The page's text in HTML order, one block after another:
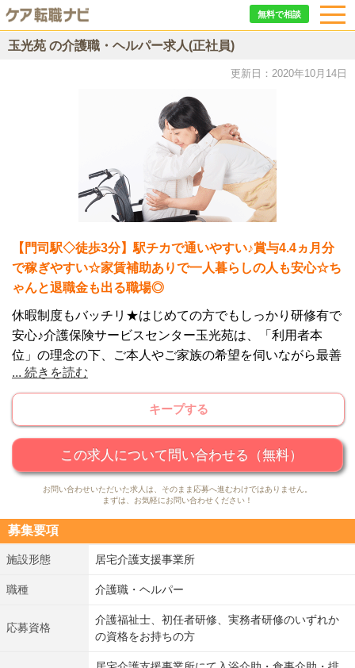
無料で相談
玉光苑 の介護職・ヘルパー求人(正社員)
更新日：2020年10月14日
【門司駅◇徒歩3分】駅チカで通いやすい♪賞与4.4ヵ月分
で稼ぎやすい☆家賃補助ありで一人暮らしの人も安心☆ち
ゃんと退職金も出る職場◎
休暇制度もバッチリ★はじめての方でもしっかり研修有で
安心♪介護保険サービスセンター玉光苑は、「利用者本
位」の理念の下、ご本人やご家族の希望を伺いながら最善
のプランニングをするご支援をしています。
... 続きを読む
キープする
この求人について問い合わせる（無料）
お問い合わせいただいた求人は、そのまま応募へ進むわけではありません。
まずは、お気軽にお問い合わせください！
募集要項
施設形態 居宅介護支援事業所
職種 介護職・ヘルパー
応募資格
介護福祉士、初任者研修、実務者研修のいずれか
の資格をお持ちの方